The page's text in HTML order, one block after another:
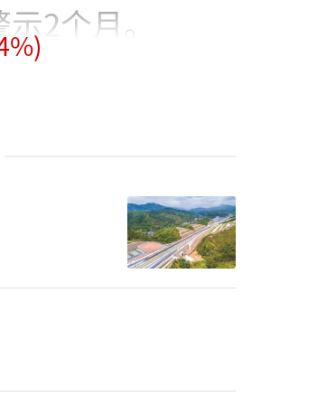
2个月。
%)